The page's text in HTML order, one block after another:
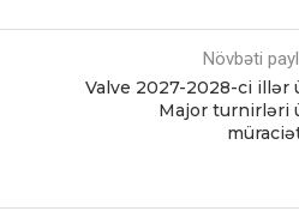
Növbəti
Valve 2027-2028-ci illər
Major turnirləri